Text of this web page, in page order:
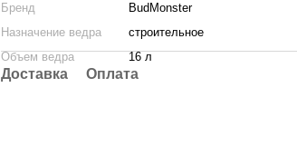
Бренд
BudMonster
Назначение ведра
строительное
Объем ведра
16 л
Доставка Оплата